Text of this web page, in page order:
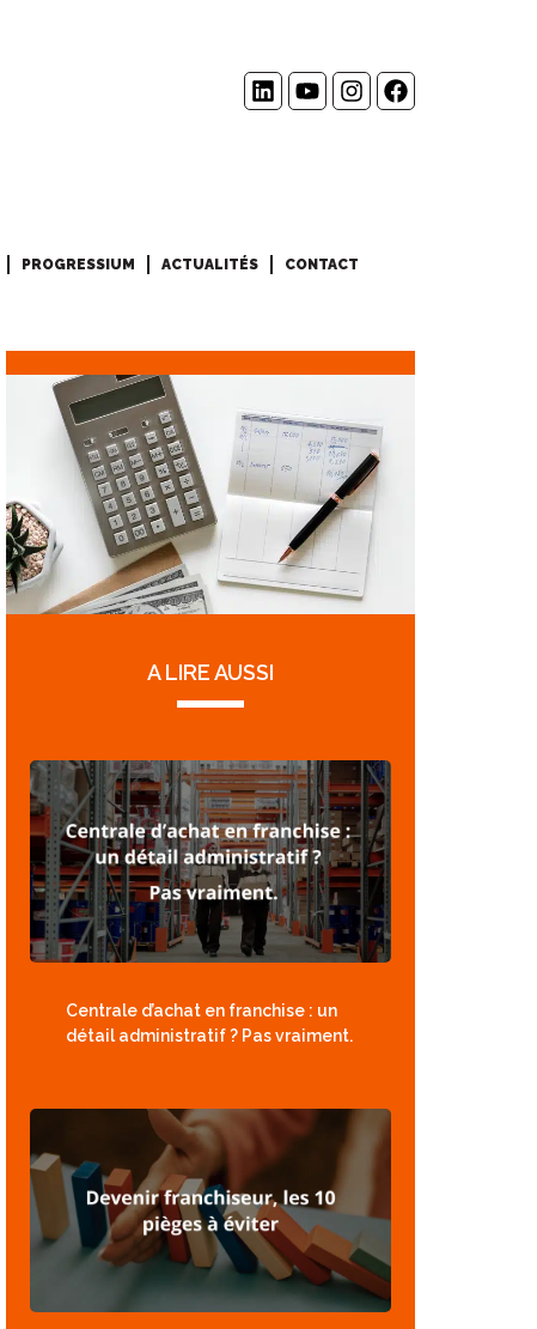
PROGRESSIUM ACTUALITÉS CONTACT
A LIRE AUSSI
Centrale d’achat en franchise : un
détail administratif ? Pas vraiment.